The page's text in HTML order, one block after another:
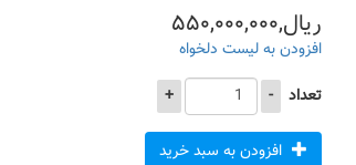
ریال,۵۵۰,۰۰۰,۰۰۰
افزودن به لیست دلخواه
تعداد
-
+
افزودن به سبد خرید